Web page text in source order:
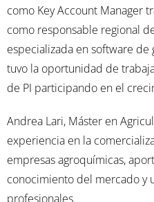
como Key Account Manager
como responsable regional
especializada en software de
tuvo la oportunidad de
de PI participando en el
Andrea Lari, Máster en
experiencia en la
empresas agroquímicas,
conocimiento del mercado y
profesionales.